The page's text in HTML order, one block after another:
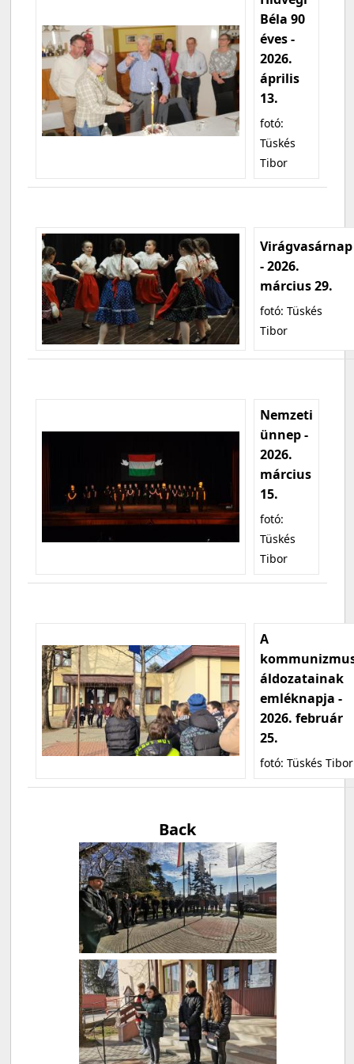
Béla 90
éves -
2026.
április
13.
fotó:
Tüskés
Tibor
Virágvasárnap
- 2026.
március 29.
fotó: Tüskés
Tibor
Nemzeti
ünnep -
2026.
március
15.
fotó:
Tüskés
Tibor
A
áldozatainak
emléknapja -
2026. február
25.
fotó: Tüskés Tibor
Back